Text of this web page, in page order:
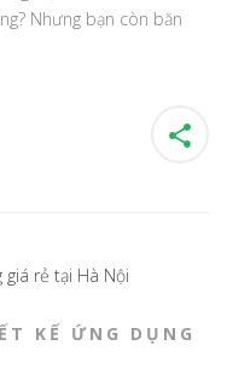
Nhưng bạn còn băn
KẾ ỨNG DỤNG